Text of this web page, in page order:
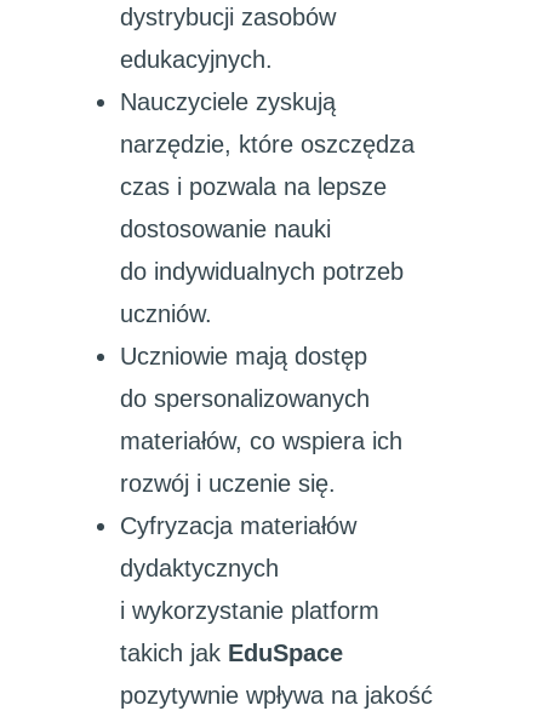
dystrybucji zasobów
edukacyjnych.
Nauczyciele zyskują
narzędzie, które oszczędza
czas i pozwala na lepsze
dostosowanie nauki
do indywidualnych potrzeb
uczniów.
Uczniowie mają dostęp
do spersonalizowanych
materiałów, co wspiera ich
rozwój i uczenie się.
Cyfryzacja materiałów
dydaktycznych
i wykorzystanie platform
takich jak EduSpace
pozytywnie wpływa na jakość